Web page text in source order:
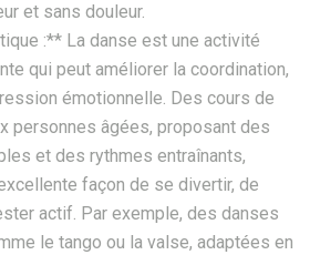
et sans douleur.
:** La danse est une activité
qui peut améliorer la coordination,
émotionnelle. Des cours de
personnes âgées, proposant des
et des rythmes entraînants,
façon de se divertir, de
actif. Par exemple, des danses
le tango ou la valse, adaptées en